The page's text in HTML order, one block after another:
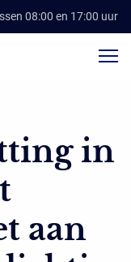
08:00 en 17:00 uur
in
aan